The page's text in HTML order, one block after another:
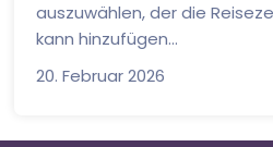
auszuwählen, der die
kann hinzufügen...
20. Februar 2026